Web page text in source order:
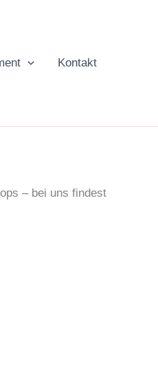
Kontakt
– bei uns findest